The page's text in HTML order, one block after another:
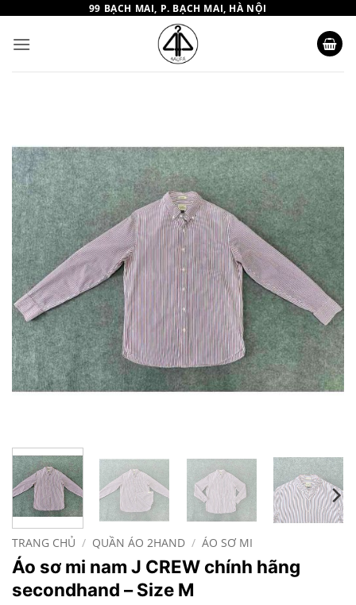
nội
dung
99 BẠCH MAI, P. BẠCH MAI, HÀ NỘI
TRANG CHỦ / QUẦN ÁO 2HAND / ÁO SƠ MI
Áo sơ mi nam J CREW chính hãng
secondhand – Size M